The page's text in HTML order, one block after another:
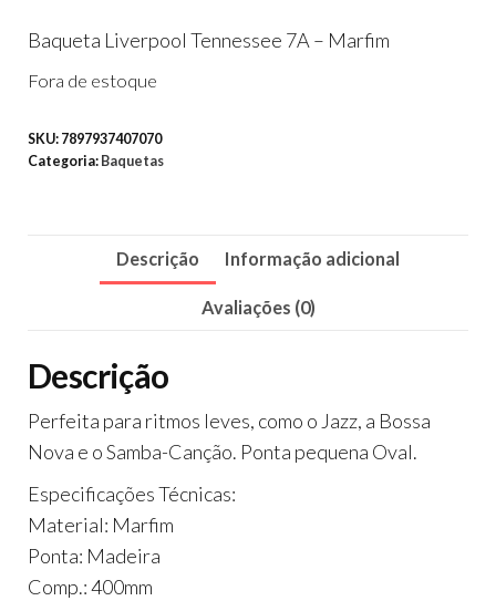
Baqueta Liverpool Tennessee 7A – Marfim
Fora de estoque
SKU: 7897937407070
Categoria: Baquetas
Descrição Informação adicional
Avaliações (0)
Descrição
Perfeita para ritmos leves, como o Jazz, a Bossa
Nova e o Samba-Canção. Ponta pequena Oval.
Especificações Técnicas:
Material: Marfim
Ponta: Madeira
Comp.: 400mm